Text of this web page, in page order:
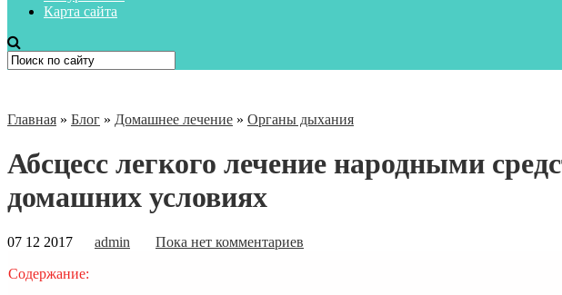
Карта сайта
Главная » Блог » Домашнее лечение » Органы дыхания
Абсцесс легкого лечение народными
домашних условиях
07 12 2017 admin Пока нет комментариев
Содержание: